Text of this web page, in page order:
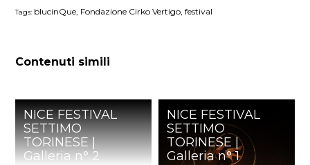
Tags: blucinQue, Fondazione Cirko Vertigo, festival
Contenuti simili
NICE FESTIVAL
SETTIMO
TORINESE |
Galleria n° 2
NICE FESTIVAL
SETTIMO
TORINESE |
Galleria n° 1